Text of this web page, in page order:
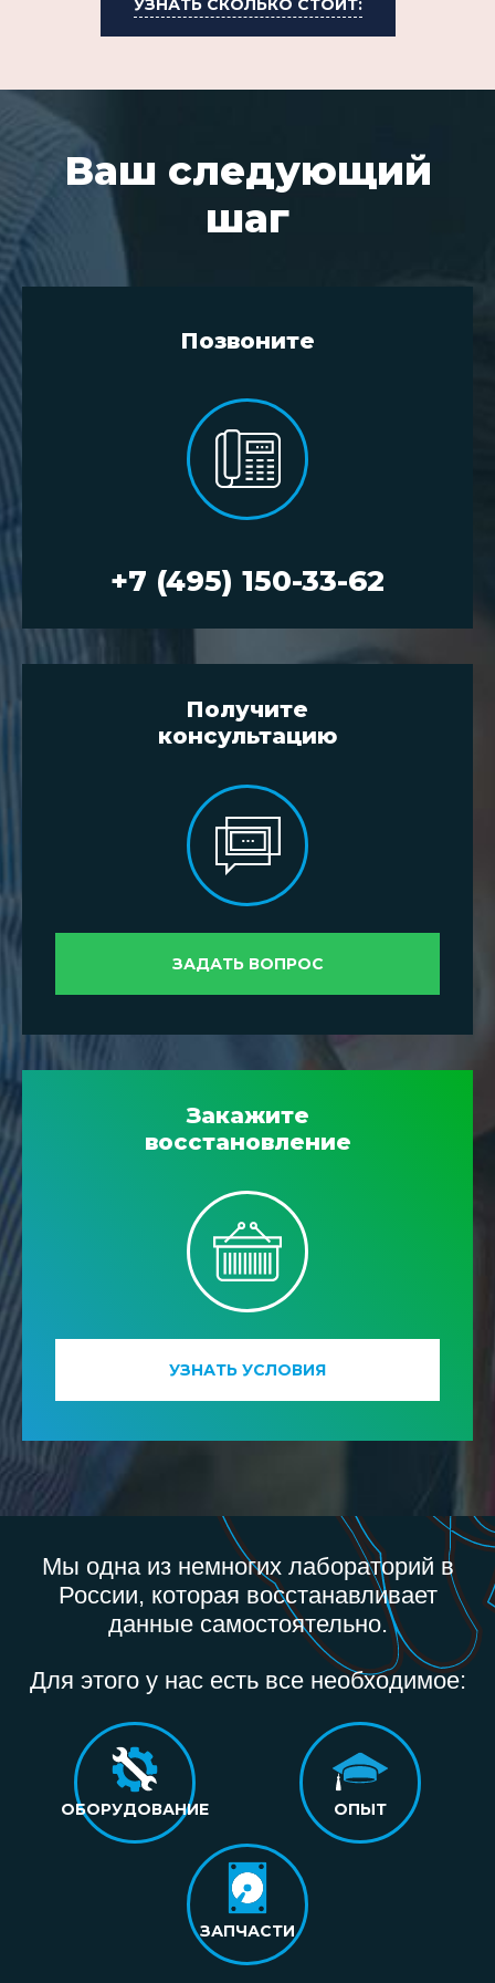
Ваш следующий
шаг
Позвоните
+7 (495) 150-33-62
Получите
консультацию
ЗАДАТЬ ВОПРОС
Закажите
восстановление
УЗНАТЬ УСЛОВИЯ
Мы одна из немногих лабораторий в
России, которая восстанавливает
данные самостоятельно.
Для этого у нас есть все необходимое:
ОБОРУДОВАНИЕ ОПЫТ
ЗАПЧАСТИ